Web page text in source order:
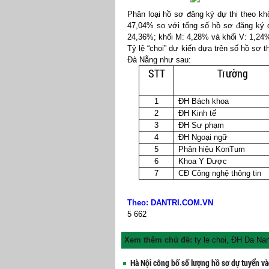
Phân loại hồ sơ đăng ký dự thi theo
47,04% so với tổng số hồ sơ đăng ký
24,36%; khối M: 4,28% và khối V:
Tỷ lệ “chọi” dự kiến dựa trên số hồ sơ
Đà Nẵng như sau:
STT Trường
1
ĐH Bách khoa
2
ĐH Kinh tế
3
ĐH Sư phạm
4
ĐH Ngoại ngữ
5
Phân hiệu KonTum
6
Khoa Y Dược
7
CĐ Công nghệ thông tin
Theo: DANTRI.COM.VN
5 662
Xem thêm chủ đề: ty le choi, ĐH Da
Hà Nội công bố số lượng hồ sơ dự tuyển